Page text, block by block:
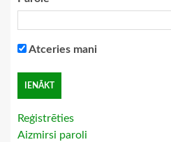
Atceries mani
Reģistrēties
Aizmirsi paroli